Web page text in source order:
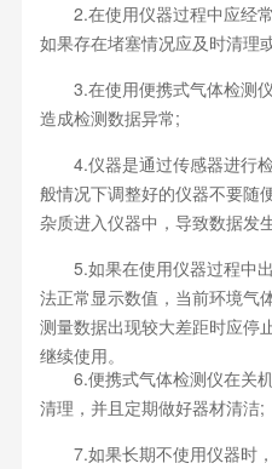
2.在使用仪器过程中应经常
如果存在堵塞情况应及时清理
3.在使用便携式气体检测仪
造成检测数据异常;
4.仪器是通过传感器进行检
般情况下调整好的仪器不要随
杂质进入仪器中，导致数据发
5.如果在使用仪器过程中出
法正常显示数值，当前环境气
测量数据出现较大差距时应停
继续使用。
6.便携式气体检测仪在关机
清理，并且定期做好器材清洁;
7.如果长期不使用仪器时，